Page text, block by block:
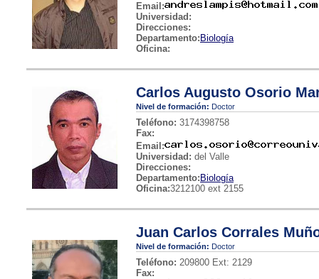
Email:
Universidad:
Direcciones:
Departamento: Biología
Oficina:
Carlos Augusto Osorio
Nivel de formación: Doctor
Teléfono: 3174398758
Fax:
Email:
Universidad: del Valle
Direcciones:
Departamento: Biología
Oficina:3212100 ext 2155
Juan Carlos Corrales
Nivel de formación: Doctor
Teléfono: 209800 Ext: 2129
Fax: